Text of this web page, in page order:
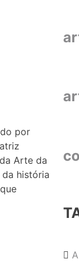
por
Arte da
da história